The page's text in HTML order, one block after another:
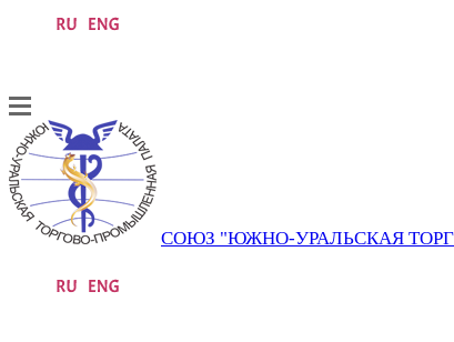
СОЮЗ "ЮЖНО-УРАЛЬСКАЯ